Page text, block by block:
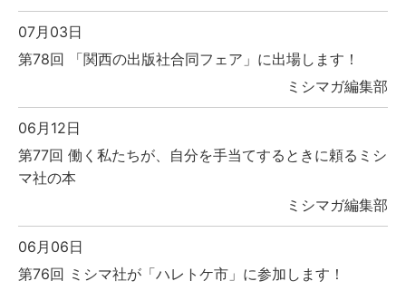
07月03日
第78回 「関西の出版社合同フェア」に出場します！
ミシマガ編集部
06月12日
第77回 働く私たちが、自分を手当てするときに頼るミシ
マ社の本
ミシマガ編集部
06月06日
第76回 ミシマ社が「ハレトケ市」に参加します！